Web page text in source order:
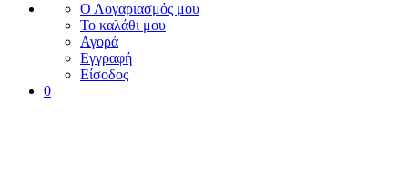
Ο Λογαριασμός μου
Το καλάθι μου
Αγορά
Εγγραφή
Είσοδος
0